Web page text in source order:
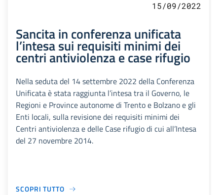
15/09/2022
Sancita in conferenza unificata
l’intesa sui requisiti minimi dei
centri antiviolenza e case rifugio
Nella seduta del 14 settembre 2022 della Conferenza
Unificata è stata raggiunta l’intesa tra il Governo, le
Regioni e Province autonome di Trento e Bolzano e gli
Enti locali, sulla revisione dei requisiti minimi dei
Centri antiviolenza e delle Case rifugio di cui all’Intesa
del 27 novembre 2014.
SCOPRI TUTTO